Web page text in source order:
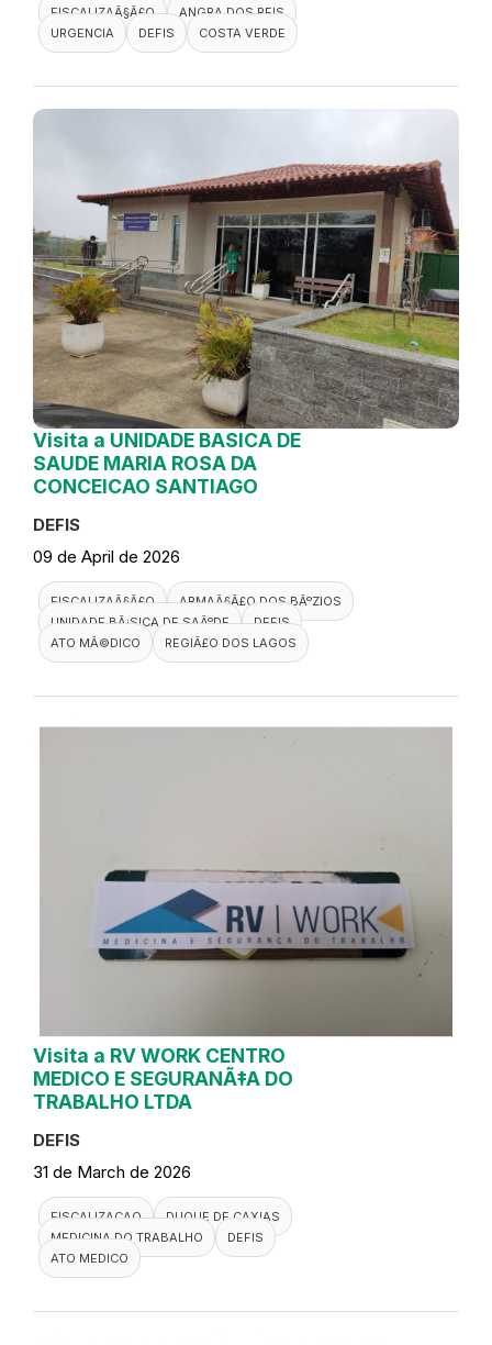
FISCALIZAÃ§Ã£O
ANGRA DOS REIS
URGENCIA
DEFIS COSTA VERDE
Visita a UNIDADE BASICA DE
SAUDE MARIA ROSA DA
CONCEICAO SANTIAGO
DEFIS
09 de April de 2026
FISCALIZAÃ§Ã£O
ARMAÃ§Ã£O DOS BÃºZIOS
UNIDADE BÃ¡SICA DE SAÃºDE
DEFIS
ATO MÃ©DICO
REGIÃ£O DOS LAGOS
Visita a RV WORK CENTRO
MEDICO E SEGURANÃ‡A DO
TRABALHO LTDA
DEFIS
31 de March de 2026
FISCALIZACAO
DUQUE DE CAXIAS
MEDICINA DO TRABALHO
DEFIS
ATO MEDICO